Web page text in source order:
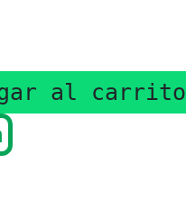
PIXMA MG2420 MG2420n
al carrito